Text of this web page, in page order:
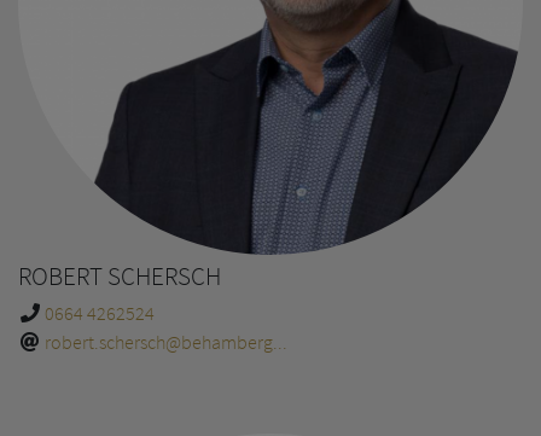
ROBERT SCHERSCH
0664 4262524
robert.schersch@behamberg...